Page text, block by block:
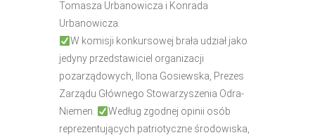
Tomasza Urbanowicza i Konrada
Urbanowicza.
W komisji konkursowej brała udział jako
jedyny przedstawiciel organizacji
pozarządowych, Ilona Gosiewska, Prezes
Zarządu Głównego Stowarzyszenia Odra-
Niemen.
Według zgodnej opinii osób
reprezentujących patriotyczne środowiska,